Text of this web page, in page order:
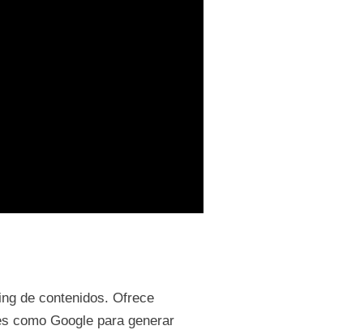
de contenidos. Ofrece
como Google para generar